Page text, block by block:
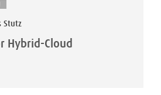
Stutz
Hybrid-Cloud